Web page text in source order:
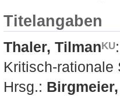
Titelangaben
Thaler, Tilman
:
Kritisch-rationale
Hrsg.: